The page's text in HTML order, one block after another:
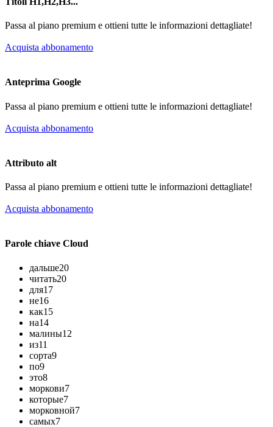
Passa al piano premium e ottieni tutte le informazioni dettagliate!
Acquista abbonamento
Anteprima Google
Passa al piano premium e ottieni tutte le informazioni dettagliate!
Acquista abbonamento
Attributo alt
Passa al piano premium e ottieni tutte le informazioni dettagliate!
Acquista abbonamento
Parole chiave Cloud
дальше20
читать20
для17
не16
как15
на14
малины12
из11
сорта9
по9
это8
моркови7
которые7
морковной7
самых7